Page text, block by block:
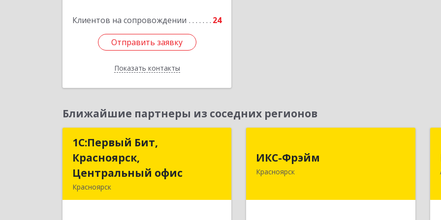
Клиентов на сопровождении 24
Отправить заявку
Показать контакты
Отправить заявку
Назад
Ближайшие партнеры из соседних регионов
1С:Первый Бит,
Красноярск,
Центральный офис
Красноярск
1С:Первый Бит,
Центральный офис
ИКС-Фрэйм
Красноярск
Красноярск г, Батурина ул, дом № 32,